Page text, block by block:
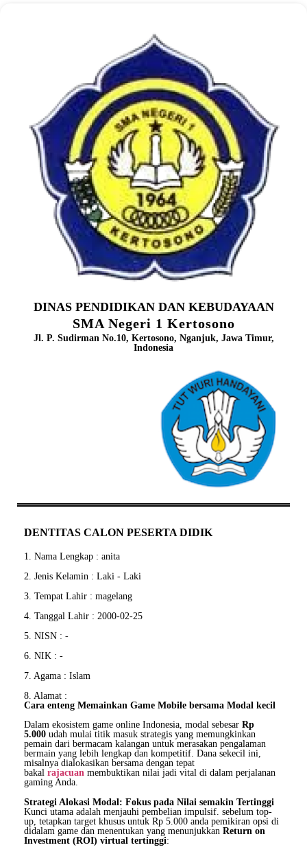
DINAS PENDIDIKAN DAN KEBUDAYAAN
SMA Negeri 1 Kertosono
Jl. P. Sudirman No.10, Kertosono, Nganjuk, Jawa Timur,
Indonesia
DENTITAS CALON PESERTA DIDIK
1. Nama Lengkap : anita
2. Jenis Kelamin : Laki - Laki
3. Tempat Lahir : magelang
4. Tanggal Lahir : 2000-02-25
5. NISN : -
6. NIK : -
7. Agama : Islam
8. Alamat :
Cara enteng Memainkan Game Mobile bersama Modal kecil
Dalam ekosistem game online Indonesia, modal sebesar Rp
5.000 udah mulai titik masuk strategis yang memungkinkan
pemain dari bermacam kalangan untuk merasakan pengalaman
bermain yang lebih lengkap dan kompetitif. Dana sekecil ini,
misalnya dialokasikan bersama dengan tepat
bakal rajacuan membuktikan nilai jadi vital di dalam perjalanan
gaming Anda.
Strategi Alokasi Modal: Fokus pada Nilai semakin Tertinggi
Kunci utama adalah menjauhi pembelian impulsif. sebelum top-
up, tetapkan target khusus untuk Rp 5.000 anda pemikiran opsi di
didalam game dan menentukan yang menunjukkan Return on
Investment (ROI) virtual tertinggi: